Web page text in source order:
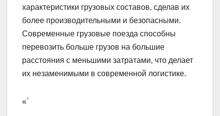
характеристики грузовых составов, сделав их
более производительными и безопасными.
Современные грузовые поезда способны
перевозить больше грузов на большие
расстояния с меньшими затратами, что делает
их незаменимыми в современной логистике.
«`